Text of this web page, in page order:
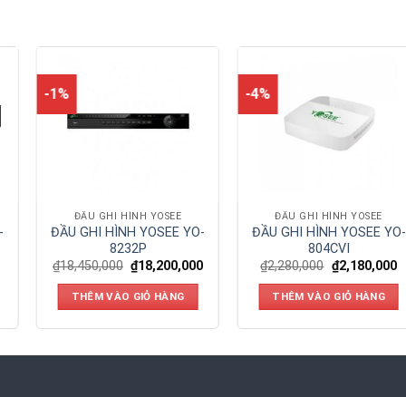
-1%
ĐẦU GHI HÌNH YOSEE
ĐẦU GHI HÌNH YOSEE YO-
8232P
₫18,450,000 ₫18,200,000
THÊM VÀO GIỎ HÀNG
-4%
ĐẦU GHI HÌNH YOSEE
ĐẦU GHI HÌNH YOSEE YO-
804CVI
₫2,280,000 ₫2,180,000
THÊM VÀO GIỎ HÀNG